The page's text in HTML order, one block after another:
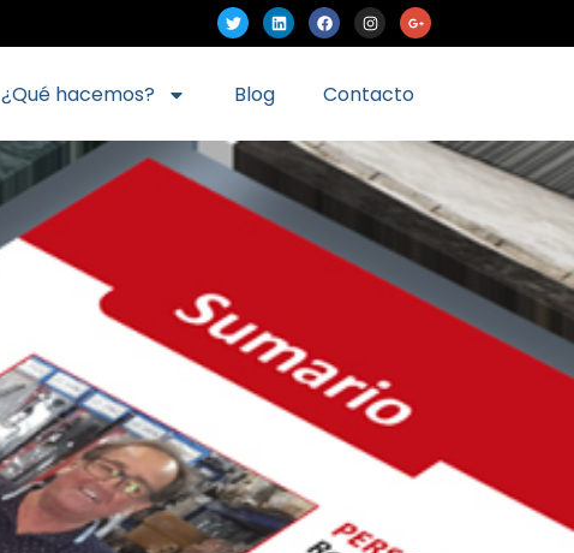
¿Qué hacemos? Blog Contacto